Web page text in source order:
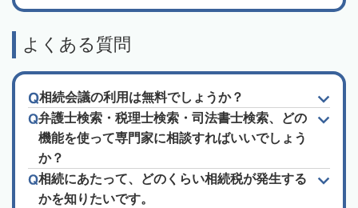
よくある質問
相続会議の利用は無料でしょうか？
弁護士検索・税理士検索・司法書士検索、どの
機能を使って専門家に相談すればいいでしょう
か？
相続にあたって、どのくらい相続税が発生する
かを知りたいです。